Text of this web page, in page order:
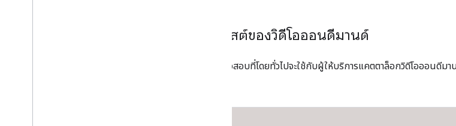
เช็กลิสต์ของวิดีโอออนดีมานด์
การตรวจสอบที่โดยทั่วไปจะใช้กับผู้ให้บริการแคตตาล็อกวิดีโอออนดีมา